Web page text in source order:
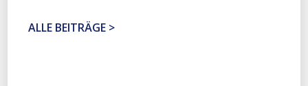
ALLE BEITRÄGE >